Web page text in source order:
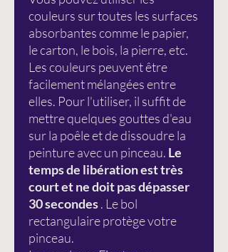
couleurs sur toutes les surfaces
absorbantes comme le papier,
le carton, le bois, la pierre, etc.
Les couleurs peuvent être
facilement mélangées entre
elles. Pour l'utiliser, il suffit de
mettre quelques gouttes d'eau
sur la poêle et de dissoudre la
peinture avec un pinceau. Le
temps de libération est très
court et ne doit pas dépasser
30 secondes. Le bol
rectangulaire protège votre
pinceau.